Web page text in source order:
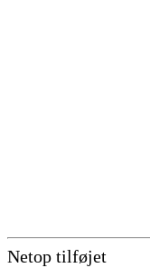
Netop tilføjet